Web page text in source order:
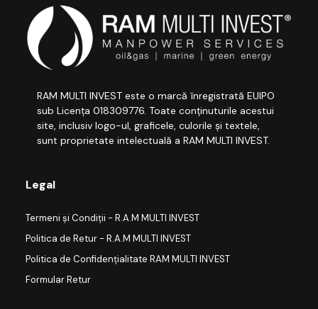
RAM MULTI INVEST este o marcă înregistrată EUIPO
sub Licența 018309776. Toate conținuturile acestui
site, inclusiv logo-ul, graficele, culorile și textele,
sunt proprietate intelectuală a RAM MULTI INVEST.
Legal
Termeni și Condiții - R.A.M MULTI INVEST
Politica de Retur - R.A.M MULTI INVEST
Politica de Confidențialitate RAM MULTI INVEST
Formular Retur